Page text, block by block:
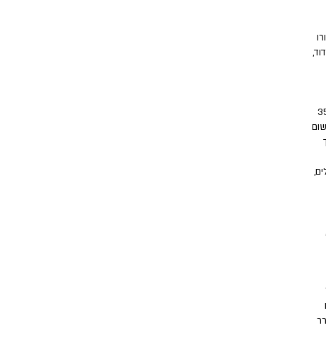
חיים הראשונים התפתחו לפני 350